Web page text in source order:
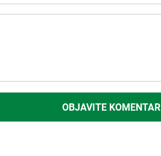
OBJAVITE KOMENTAR